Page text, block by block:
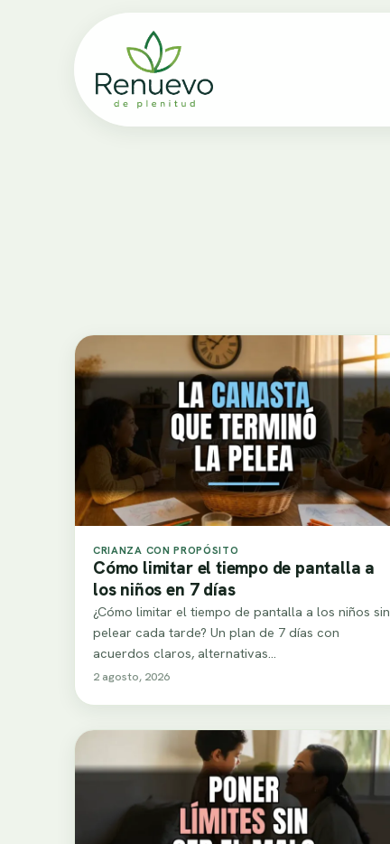
CRIANZA CON PROPÓSITO
Cómo limitar el tiempo de pantalla a
los niños en 7 días
¿Cómo limitar el tiempo de pantalla a los niños sin
pelear cada tarde? Un plan de 7 días con
acuerdos claros, alternativas…
2 agosto, 2026